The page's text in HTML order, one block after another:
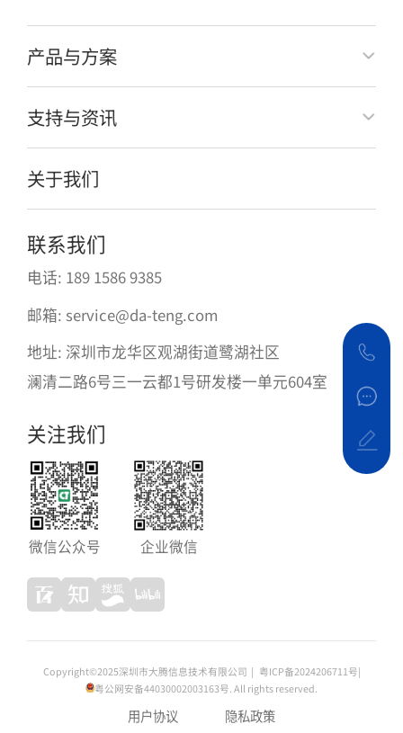
产品与方案
支持与资讯
关于我们
联系我们
电话: 189 1586 9385
邮箱: service@da-teng.com
地址: 深圳市龙华区观湖街道鹭湖社区
澜清二路6号三一云都1号研发楼一单元604室
关注我们
微信公众号 企业微信
Copyright©2025深圳市大腾信息技术有限公司 | 粤ICP备2024206711号|
粤公网安备44030002003163号. All rights reserved.
用户协议 隐私政策